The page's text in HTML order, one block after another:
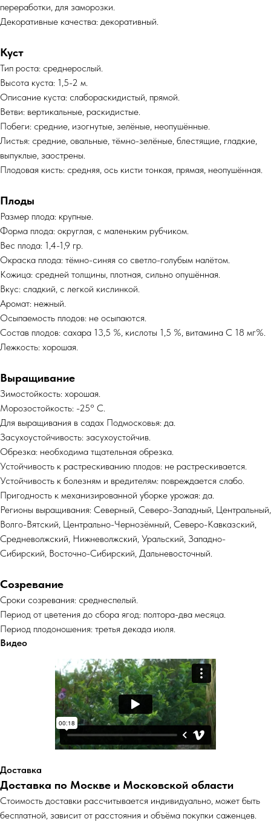
переработки, для заморозки.
Декоративные качества: декоративный.
Куст
Тип роста: среднерослый.
Высота куста: 1,5-2 м.
Описание куста: слабораскидистый, прямой.
Ветви: вертикальные, раскидистые.
Побеги: средние, изогнутые, зелёные, неопушённые.
Листья: средние, овальные, тёмно-зелёные, блестящие, гладкие,
выпуклые, заострены.
Плодовая кисть: средняя, ось кисти тонкая, прямая, неопушённая.
Плоды
Размер плода: крупные.
Форма плода: округлая, с маленьким рубчиком.
Вес плода: 1,4-1,9 гр.
Окраска плода: тёмно-синяя со светло-голубым налётом.
Кожица: средней толщины, плотная, сильно опушённая.
Вкус: сладкий, с легкой кислинкой.
Аромат: нежный.
Осыпаемость плодов: не осыпаются.
Состав плодов: сахара 13,5 %, кислоты 1,5 %, витамина С 18 мг%.
Лежкость: хорошая.
Выращивание
Зимостойкость: хорошая.
Морозостойкость: -25° C.
Для выращивания в садах Подмосковья: да.
Засухоустойчивость: засухоустойчив.
Обрезка: необходима тщательная обрезка.
Устойчивость к растрескиванию плодов: не растрескивается.
Устойчивость к болезням и вредителям: повреждается слабо.
Пригодность к механизированной уборке урожая: да.
Регионы выращивания: Северный, Северо-Западный, Центральный,
Волго-Вятский, Центрально-Чернозёмный, Северо-Кавказский,
Средневолжский, Нижневолжский, Уральский, Западно-
Сибирский, Восточно-Сибирский, Дальневосточный.
Созревание
Сроки созревания: среднеспелый.
Период от цветения до сбора ягод: полтора-два месяца.
Период плодоношения: третья декада июля.
Видео
Доставка
Доставка по Москве и Московской области
Cтоимость доставки рассчитывается индивидуально, может быть
бесплатной, зависит от расстояния и объёма покупки саженцев.